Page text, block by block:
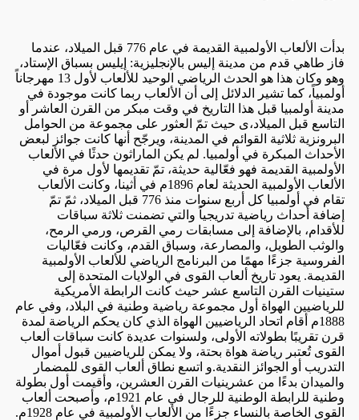
بدأت الألعاب الأولمبية القديمة في عام 776 قبل الميلاد، عندما
فاز طاهي قدم من مدينة إليس بالإنجليزية: إيليس بسباق الإستاد،
وهو وكان هذا هو الحدث الرياضي الوحيد للألعاب لأول 13 مهرجاناً
أولمبياً، كما تشير الدلائل إلى أن الألعاب ربما كانت موجودة في
مدينة أولمبيا قبل هذا التاريخ في وقت مبكر من القرن العاشر أو
التاسع قبل الميلاد،ى حيث تمّ العثور على مجموعة من الحوامل
البرونزية ثلاثية القوائم في المدينة، ويرجّح أنها كانت جوائز لبعض
الأحداث المبكرة في أولمبيا. لم يكن الماراثون حدثًا في الألعاب
الأولمبية القديمة فهو فعّالية حديثة، تمّ تقديمها لأول مرة في
الألعاب الأولمبية الحديثة لعام 1896م في أثينا، وكانت الألعاب
تقام في أولمبيا كل أربع سنوات منذ 776 قبل الميلاد، ثمّ تمّ
إضافة أحداث رياضية تدريجياً والتي تضمنت ثلاثة سباقات
للأقدام، بالإضافة إلى مسابقات رمي القرص، ورمي الرمح،
والوثب الطويل، والمصارعة، وسباق القدم، وكانت فعّاليات
الفروسية جزءًا مهمًا من البرنامج الرياضي للألعاب الأولمبية
القديمة. يعود تاريخ ألعاب القوى في الولايات المتحدة إلى
ستينيات القرن التاسع عشر حيث كانت الرابطة الأمريكية
للرياضيين الهواة أول مجموعة رياضية وطنية في البلاد، وفي عام
1888م أقام اتحاد الرياضيين الهواة الذي كان يحكم الرياضة لمدة
قرن تقريبًا بطولاته الأولى، ولسنوات عديدة كانت سباقات ألعاب
القوى تُعتبر رياضة هواة بحتة، ولا يمكن للرياضيين قبول أموال
التدريب أو الجوائز النقدية.و اتسع نطاق ألعاب القوى للمضمار
والميدان بدءًا من عشرينيات القرن العشرين، وأقيمت أول بطولة
وطنية للرابطة الوطنية للرجال في عام 1921م، وأصبحت ألعاب
القوى الخاصة بالنساء جزءًا من الألعاب الأولمبية في عام 1928م.